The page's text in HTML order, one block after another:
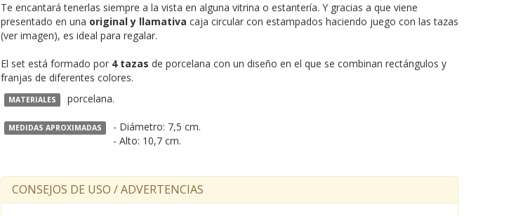
Te encantará tenerlas siempre a la vista en alguna vitrina o estantería. Y gracias a que viene
presentado en una original y llamativa caja circular con estampados haciendo juego con las tazas
(ver imagen), es ideal para regalar.
El set está formado por 4 tazas de porcelana con un diseño en el que se combinan rectángulos y
franjas de diferentes colores.
MATERIALES porcelana.
MEDIDAS APROXIMADAS
- Diámetro: 7,5 cm.
- Alto: 10,7 cm.
CONSEJOS DE USO / ADVERTENCIAS